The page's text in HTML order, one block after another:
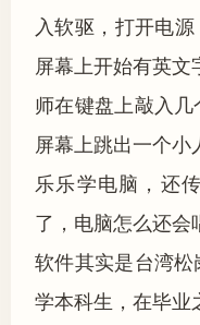
入软驱，打开电源
屏幕上开始有英文
师在键盘上敲入
屏幕上跳出一个小
乐乐学电脑，还
了，电脑怎么还会
软件其实是台湾
学本科生，在毕业